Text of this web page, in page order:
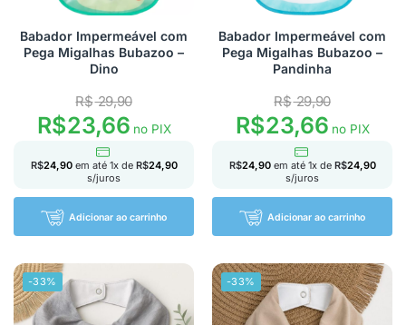
Babador Impermeável com
Pega Migalhas Bubazoo –
Dino
R$29,90
R$23,66no PIX
R$24,90 em até 1x de R$24,90
s/juros
Adicionar ao carrinho
Babador Impermeável com
Pega Migalhas Bubazoo –
Pandinha
R$29,90
R$23,66no PIX
R$24,90 em até 1x de R$24,90
s/juros
Adicionar ao carrinho
-33% -33%